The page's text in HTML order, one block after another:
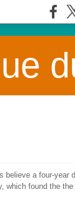
believe a four-year
which found the the